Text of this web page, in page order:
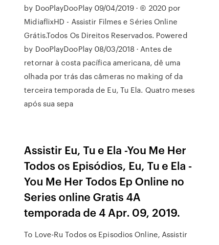
by DooPlayDooPlay 09/04/2019 · © 2020 por
MidiaflixHD - Assistir Filmes e Séries Online
Grátis.Todos Os Direitos Reservados. Powered
by DooPlayDooPlay 08/03/2018 · Antes de
retornar à costa pacífica americana, dê uma
olhada por trás das câmeras no making of da
terceira temporada de Eu, Tu Ela. Quatro meses
após sua sepa
Assistir Eu, Tu e Ela -You Me Her
Todos os Episódios, Eu, Tu e Ela -
You Me Her Todos Ep Online no
Series online Gratis 4A
temporada de 4 Apr. 09, 2019.
To Love-Ru Todos os Episodios Online, Assistir